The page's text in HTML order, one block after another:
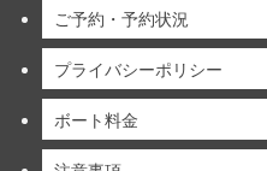
ご予約・予約状況
プライバシーポリシー
ボート料金